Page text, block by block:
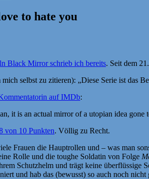
to hate you
Black Mirror schrieb ich bereits. Seit dem
selbst zu zitieren): „Diese Serie ist das
auf IMDb:
it is an actual mirror of a utopian idea gone
von 10 Punkten. Völlig zu Recht.
Frauen die Hauptrollen und – was man
Rolle und die toughe Soldatin von Folge
Schutzhelm und trägt keine
und hab das (bewusst) so auch noch nicht